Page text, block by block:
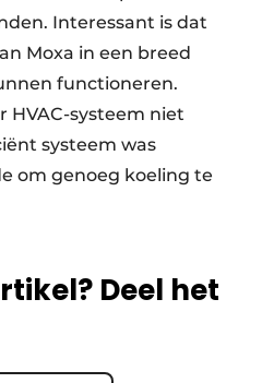
Interessant is dat
Moxa in een breed
functioneren.
HVAC-systeem niet
systeem was
om genoeg koeling te
Deel het